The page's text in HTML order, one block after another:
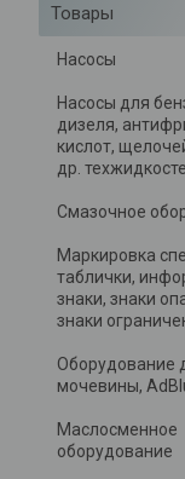
Товары
Насосы
Насосы для
дизеля,
кислот,
др.
Смазочное
Маркировка
таблички,
знаки, знаки
знаки
Оборудование
мочевины,
Маслосменное
оборудование